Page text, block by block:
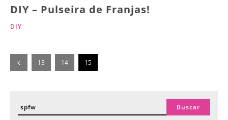
DIY – Pulseira de Franjas!
DIY
13 14 15
Buscar